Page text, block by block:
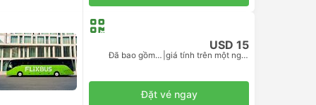
USD 15
Đã bao gồm thuế | giá tính trên một người lớn
Đặt vé ngay